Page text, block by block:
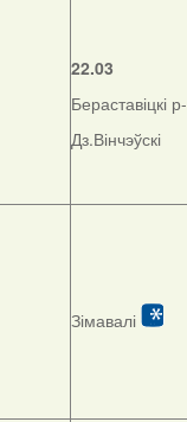
22.03
Бераставіцкі
Дз.Вінчэўскі
Зімавалі